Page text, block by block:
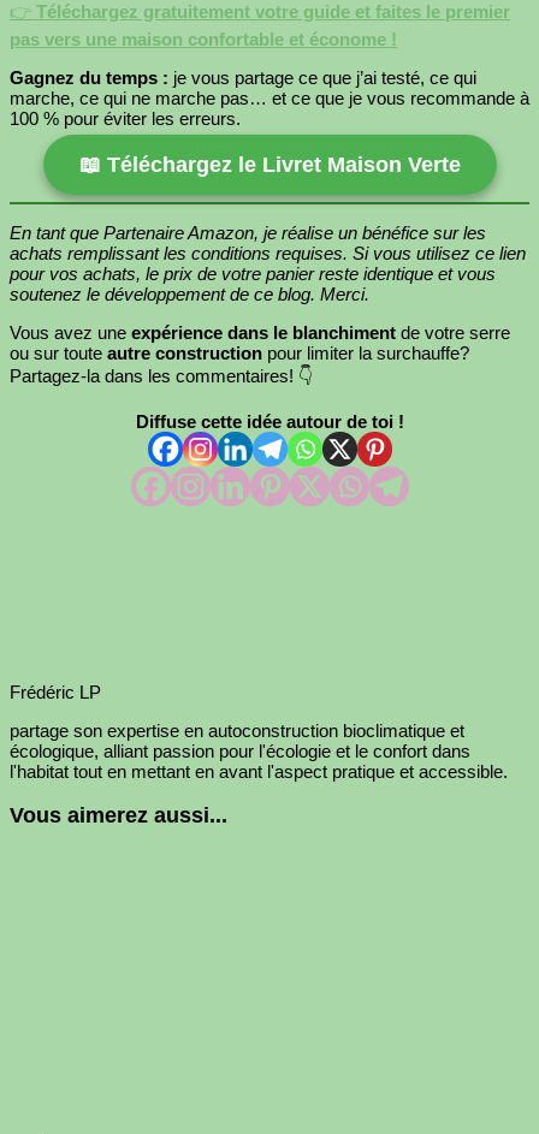
👉 Téléchargez gratuitement votre guide et faites le premier
pas vers une maison confortable et économe !
Gagnez du temps : je vous partage ce que j’ai testé, ce qui
marche, ce qui ne marche pas… et ce que je vous recommande à
100 % pour éviter les erreurs.
📖 Téléchargez le Livret Maison Verte
En tant que Partenaire Amazon, je réalise un bénéfice sur les
achats remplissant les conditions requises. Si vous utilisez ce lien
pour vos achats, le prix de votre panier reste identique et vous
soutenez le développement de ce blog. Merci.
Vous avez une expérience dans le blanchiment de votre serre
ou sur toute autre construction pour limiter la surchauffe?
Partagez-la dans les commentaires! 👇
Diffuse cette idée autour de toi !
Frédéric LP
partage son expertise en autoconstruction bioclimatique et
écologique, alliant passion pour l'écologie et le confort dans
l'habitat tout en mettant en avant l'aspect pratique et accessible.
Vous aimerez aussi...